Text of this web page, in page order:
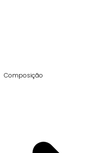
Composição